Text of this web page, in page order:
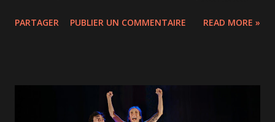
d’autres communautés francophones. Pour sa troisième
montréalaises. Le festival affiche une volonté claire de
mettre en avant la diversité des voix, des styles et des
PARTAGER PUBLIER UN COMMENTAIRE READ MORE »